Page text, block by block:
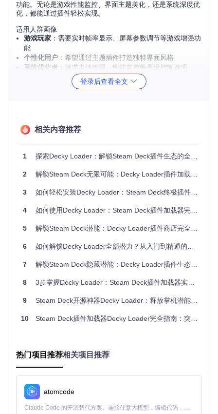
功能。无论是游戏性能监控、界面主题美化，还是系统深度优
化，都能通过插件轻松实现。
适用人群画像
游戏玩家 ：需要实时帧率显示、屏幕参数调节等游戏增强功
能
个性化用户 ：希望通过主题插件打造独特界面风格
系统优化者 ：追求电池管理、性能监控等高级控制选项
三步完成安装部署
选择"切换到桌面模式"
连接鼠标键盘（推荐）以提升操作效率
下载安装程序并命名为
decky_installer.desktop
双击启动安装向导
根据需求选择稳定版或预发布版
命令行安装方法（进阶用户）
安装完成后，在快速访问菜单(QAM)中即可看到Decky Loader
面。商店板块提供分类浏览功能，每个插件都包含详细描述和
性能监控类
显示调节类：调整屏幕饱和度、对比度和刷新率
快捷工具类：一键切换性能模式、截图管理和网络诊断
插件管理最佳实践
新插件先单独测试，确认兼容性后再批量安装
定期在设置界面检查插件更新
禁用不常用插件以节省系统资源 ⚡
登录后查看全文
相关内容推荐
1 探索Decky Loader：解锁Steam Deck插件生态的全新可能
2 解锁Steam Deck无限可能：Decky Loader插件加载器全面指南
3 如何轻松安装Decky Loader：Steam Deck终极插件加载器指南 🚀
4 如何使用Decky Loader：Steam Deck插件加载器完整指南
5 解锁Steam Deck潜能：Decky Loader插件商店完全掌控指南
6 如何解锁Decky Loader全部潜力？从入门到精通的全流程核心功能指南
7 解锁Steam Deck隐藏潜能：Decky Loader插件生态系统全解析
8 3步掌握Decky Loader：Steam Deck插件加载器实战指南
9 Steam Deck开源神器Decky Loader：释放掌机潜能的插件解决方案
10 Steam Deck插件加载器Decky Loader完全指南：突破限制与个性化定制
热门项目推荐相关项目推荐
atomcode
Claude Code 的开源替代方案。连接任意大模型，编辑代码，运行命令，自动验证 — 全自动执行。用 Rust 构建，极致性能。 ｜ An open-source alternative to Claude Code. Connect any LLM, edit code, run commands, and verify changes — autonomously. Built in Rust for speed. Get Started